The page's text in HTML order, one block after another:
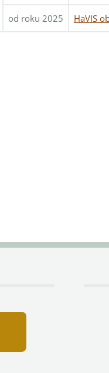
od roku 2025 HaVIS